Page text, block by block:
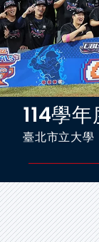
球隊與球員
裁判
比賽場地
最新消息
下載專區
聯絡我們
度公開一